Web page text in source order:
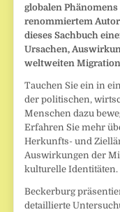
globalen
renommiertem Autor
dieses Sachbuch
Ursachen,
weltweiten
Tauchen Sie ein in
der politischen,
Menschen dazu
Erfahren Sie mehr
Herkunfts- und
Auswirkungen der
kulturelle Identitäten.
Beckerburg
detaillierte